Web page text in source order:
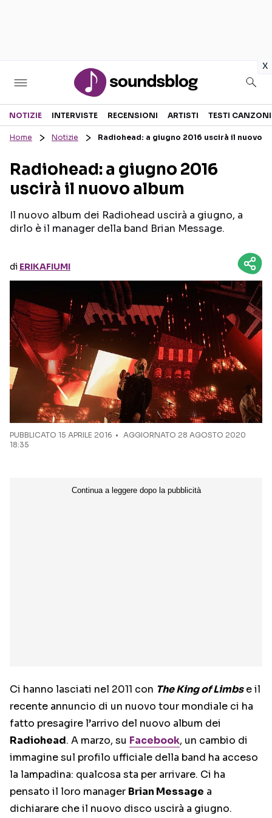
x
Sezioni
RECENSIONI MUSICALI
INTERVISTE
GOSSIP E CURIOSITÀ
TESTI CANZONI
TOUR ED EVENTI
TALENT SHOW
Seguici sui social
NOTIZIE INTERVISTE RECENSIONI ARTISTI TESTI CANZONI
Home Notizie Radiohead: a giugno 2016 uscirà il nuovo
Radiohead: a giugno 2016
uscirà il nuovo album
Il nuovo album dei Radiohead uscirà a giugno, a
dirlo è il manager della band Brian Message.
di ERIKAFIUMI
PUBBLICATO 15 APRILE 2016
AGGIORNATO 28 AGOSTO 2020
18:35
Ci hanno lasciati nel 2011 con The King of Limbse il
recente annuncio di un nuovo tour mondiale ci ha
fatto presagire l’arrivo del nuovo album dei
Radiohead. A marzo, su Facebook, un cambio di
immagine sul profilo ufficiale della band ha acceso
la lampadina: qualcosa sta per arrivare. Ci ha
pensato il loro manager Brian Message a
dichiarare che il nuovo disco uscirà a giugno.